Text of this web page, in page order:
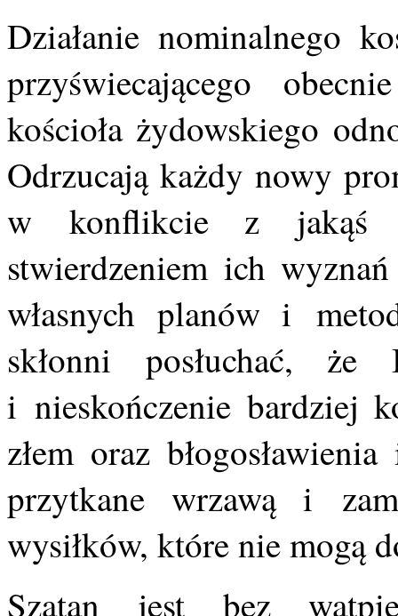
Działanie nominalnego
przyświecającego
kościoła żydowskiego
Odrzucają każdy nowy
w konflikcie z jakąś
stwierdzeniem ich
własnych planów i
skłonni posłuchać,
i nieskończenie bardziej
złem oraz
przytkane wrzawą i
wysiłków, które nie mogą
Szatan jest bez